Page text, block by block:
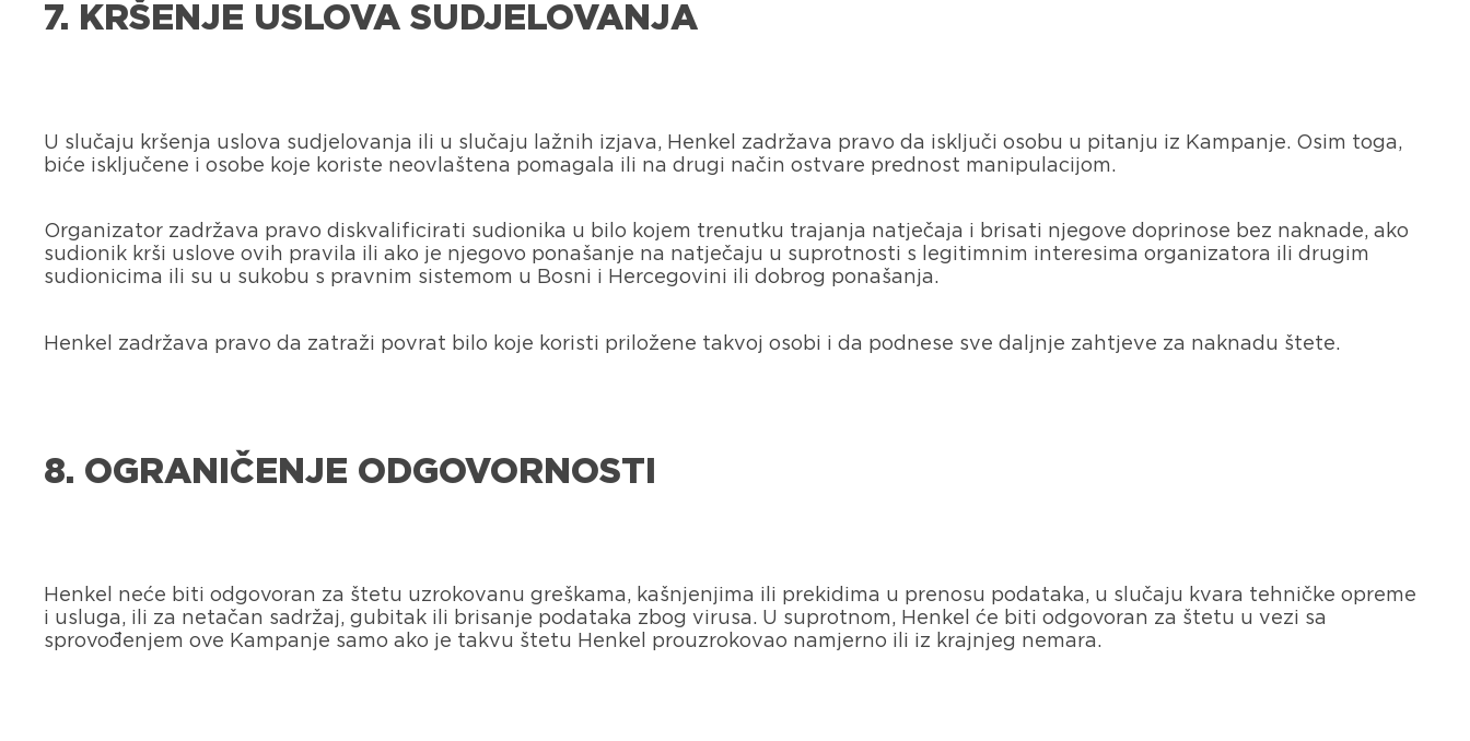
7. KRŠENJE USLOVA SUDJELOVANJA
U slučaju kršenja uslova sudjelovanja ili u slučaju lažnih izjava, Henkel zadržava pravo da isključi osobu u pitanju iz Kampanje. Osim toga,
biće isključene i osobe koje koriste neovlaštena pomagala ili na drugi način ostvare prednost manipulacijom.
Organizator zadržava pravo diskvalificirati sudionika u bilo kojem trenutku trajanja natječaja i brisati njegove doprinose bez naknade, ako
sudionik krši uslove ovih pravila ili ako je njegovo ponašanje na natječaju u suprotnosti s legitimnim interesima organizatora ili drugim
sudionicima ili su u sukobu s pravnim sistemom u Bosni i Hercegovini ili dobrog ponašanja.
Henkel zadržava pravo da zatraži povrat bilo koje koristi priložene takvoj osobi i da podnese sve daljnje zahtjeve za naknadu štete.
8. OGRANIČENJE ODGOVORNOSTI
Henkel neće biti odgovoran za štetu uzrokovanu greškama, kašnjenjima ili prekidima u prenosu podataka, u slučaju kvara tehničke opreme
i usluga, ili za netačan sadržaj, gubitak ili brisanje podataka zbog virusa. U suprotnom, Henkel će biti odgovoran za štetu u vezi sa
sprovođenjem ove Kampanje samo ako je takvu štetu Henkel prouzrokovao namjerno ili iz krajnjeg nemara.